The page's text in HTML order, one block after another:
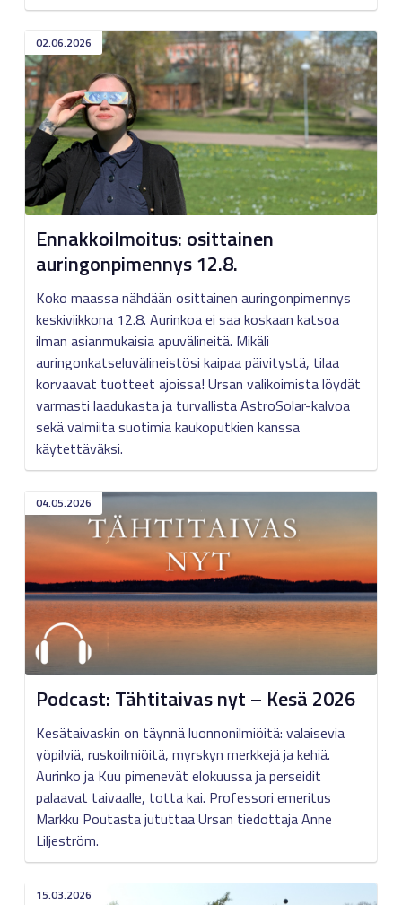
02.06.2026
Ennakkoilmoitus: osittainen
auringonpimennys 12.8.
Koko maassa nähdään osittainen auringonpimennys
keskiviikkona 12.8. Aurinkoa ei saa koskaan katsoa
ilman asianmukaisia apuvälineitä. Mikäli
auringonkatseluvälineistösi kaipaa päivitystä, tilaa
korvaavat tuotteet ajoissa! Ursan valikoimista löydät
varmasti laadukasta ja turvallista AstroSolar-kalvoa
sekä valmiita suotimia kaukoputkien kanssa
käytettäväksi.
04.05.2026
Podcast: Tähtitaivas nyt – Kesä 2026
Kesätaivaskin on täynnä luonnonilmiöitä: valaisevia
yöpilviä, ruskoilmiöitä, myrskyn merkkejä ja kehiä.
Aurinko ja Kuu pimenevät elokuussa ja perseidit
palaavat taivaalle, totta kai. Professori emeritus
Markku Poutasta jututtaa Ursan tiedottaja Anne
Liljeström.
15.03.2026